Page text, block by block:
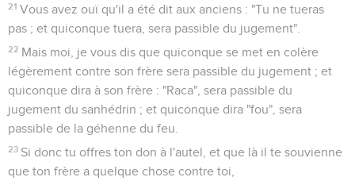
21 Vous avez ouï qu'il a été dit aux anciens : "Tu ne tueras
pas ; et quiconque tuera, sera passible du jugement".
22 Mais moi, je vous dis que quiconque se met en colère
légèrement contre son frère sera passible du jugement ; et
quiconque dira à son frère : "Raca", sera passible du
jugement du sanhédrin ; et quiconque dira "fou", sera
passible de la géhenne du feu.
23 Si donc tu offres ton don à l'autel, et que là il te souvienne
que ton frère a quelque chose contre toi,